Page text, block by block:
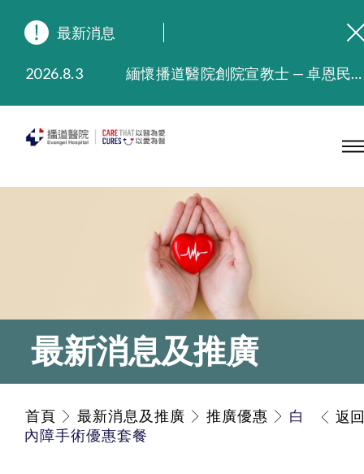
最新消息
2026.8.3
2026.3.20
晚間門診服務延長至晚上11時
2025.8.4
播道醫院體檢服務獲客戶正面評價
最新消息及推廣
首頁 最新消息及推廣 推廣優惠
白
內障手術優惠套餐
返回